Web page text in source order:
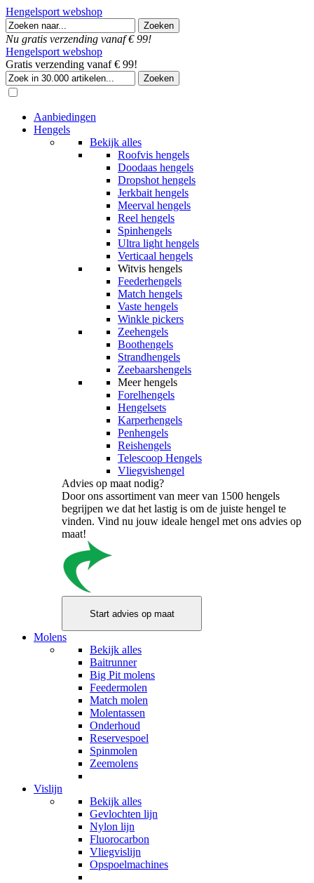
Hengelsport webshop
Nu gratis verzending vanaf € 99!
Hengelsport webshop
Gratis verzending vanaf € 99!
Aanbiedingen
Hengels
Bekijk alles
Roofvis hengels
Doodaas hengels
Dropshot hengels
Jerkbait hengels
Meerval hengels
Reel hengels
Spinhengels
Ultra light hengels
Verticaal hengels
Witvis hengels
Feederhengels
Match hengels
Vaste hengels
Winkle pickers
Zeehengels
Boothengels
Strandhengels
Zeebaarshengels
Meer hengels
Forelhengels
Hengelsets
Karperhengels
Penhengels
Reishengels
Telescoop Hengels
Vliegvishengel
Advies op maat nodig?
Door ons assortiment van meer van 1500 hengels
begrijpen we dat het lastig is om de juiste hengel te
vinden. Vind nu jouw ideale hengel met ons advies op
maat!
Molens
Bekijk alles
Baitrunner
Big Pit molens
Feedermolen
Match molen
Molentassen
Onderhoud
Reservespoel
Spinmolen
Zeemolens
Vislijn
Bekijk alles
Gevlochten lijn
Nylon lijn
Fluorocarbon
Vliegvislijn
Opspoelmachines